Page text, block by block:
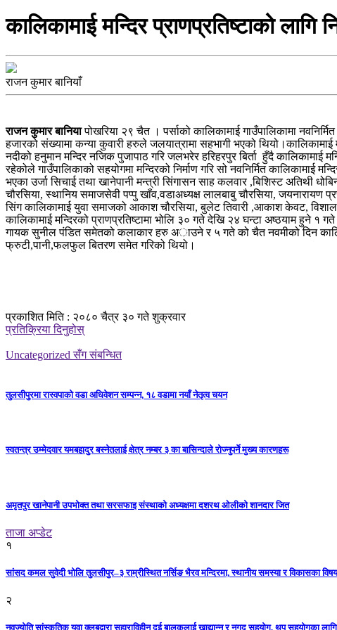
कालिकामाई मन्दिर प्राणप्रतिष्टाको
राजन कुमार बानियाँ
राजन कुमार बानियापोखरिया २९ चैत । पर्साको कालिकामाई गाउँपालिकामा
हजारको संख्यामा कन्या कुवारी हरुले जलयात्रामा सहभागी भएको थियो।कालिकामाई
नदीको हनुमान मन्दिर नजिक पुजापाठ गरि जलभरेर हरिहरपुर बिर्ता हुँदै कालिकामाई
रहेकोले गाउँपालिकाको सहयोगमा मन्दिरको निर्माण गरि सो नवनिर्मित कालिकामाई
भएका उर्जा सिचाई तथा खानेपानी मन्त्री सिंगासन साह कलवार ,बिशिस्ट अतिथी
चौरसिया, स्थानिय समाजसेवी पप्पु खाँव,वडाअध्यक्ष लालबाबु चौरसिया,
सिंग कालिकामाई युवा समाजको आकाश चौरसिया, बुलेट तिवारी ,आकाश केवट,
कालिकामाई मन्दिरको प्राणप्रतिष्टामा भोलि ३० गते देखि २४ घन्टा अष्ठयाम हुने १
गायक सुनील पंडित समेतको कलाकार हरु अाउने र ५ गते को चैत नवमीको दिन
फ्रुटी,पानी,फलफुल बितरण समेत गरिको थियो।
प्रकाशित मिति : २०८० चैत्र ३० गते शुक्रवार
प्रतिक्रिया दिनुहोस्
Uncategorized सँग संबन्धित
तुलसीपुरमा रास्वपाको वडा अधिवेशन सम्पन्न, १८ वडामा नयाँ नेतृत्व चयन
स्वतन्त्र उम्मेदवार यमबहादुर बस्नेतलाई क्षेत्र नम्बर ३ का बासिन्दाले रोज्नुपर्ने मुख्य कारणहरू
अमृतपुर खानेपानी उपभोक्त तथा सरसफाइ संस्थाको अध्यक्षमा दशरथ ओलीको शानदार जित
ताजा अप्डेट
१
सांसद कमल सुवेदी भोलि तुलसीपुर–३ राम्रीस्थित नर्सिङ भैरव मन्दिरमा, स्थानीय समस्या र विकासका
२
नवज्योति सांस्कृतिक युवा क्लबद्वारा सहाराविहीन दुई बालकलाई खाद्यान्न र नगद सहयोग, थप सहयोगका